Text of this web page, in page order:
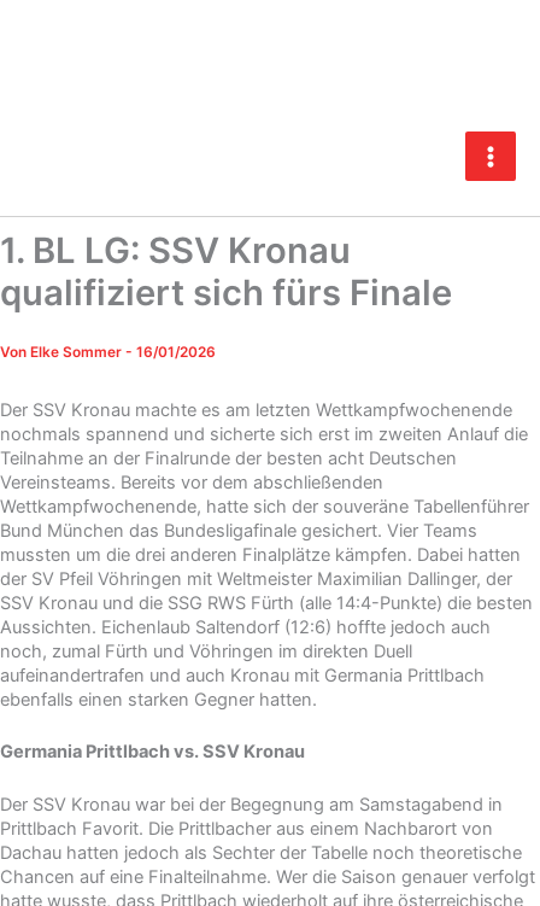
1. BL LG: SSV Kronau
qualifiziert sich fürs Finale
Von Elke Sommer - 16/01/2026
Der SSV Kronau machte es am letzten Wettkampfwochenende
nochmals spannend und sicherte sich erst im zweiten Anlauf die
Teilnahme an der Finalrunde der besten acht Deutschen
Vereinsteams. Bereits vor dem abschließenden
Wettkampfwochenende, hatte sich der souveräne Tabellenführer
Bund München das Bundesligafinale gesichert. Vier Teams
mussten um die drei anderen Finalplätze kämpfen. Dabei hatten
der SV Pfeil Vöhringen mit Weltmeister Maximilian Dallinger, der
SSV Kronau und die SSG RWS Fürth (alle 14:4-Punkte) die besten
Aussichten. Eichenlaub Saltendorf (12:6) hoffte jedoch auch
noch, zumal Fürth und Vöhringen im direkten Duell
aufeinandertrafen und auch Kronau mit Germania Prittlbach
ebenfalls einen starken Gegner hatten.
Germania Prittlbach vs. SSV Kronau
Der SSV Kronau war bei der Begegnung am Samstagabend in
Prittlbach Favorit. Die Prittlbacher aus einem Nachbarort von
Dachau hatten jedoch als Sechter der Tabelle noch theoretische
Chancen auf eine Finalteilnahme. Wer die Saison genauer verfolgt
hatte wusste, dass Prittlbach wiederholt auf ihre österreichische